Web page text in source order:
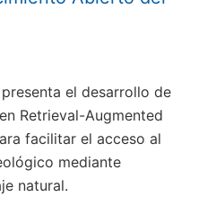
el desarrollo de
Retrieval-Augmented
facilitar el acceso al
mediante
natural.